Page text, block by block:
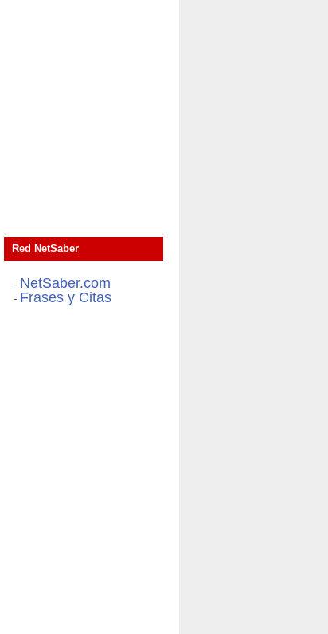
Red NetSaber
- NetSaber.com
- Frases y Citas